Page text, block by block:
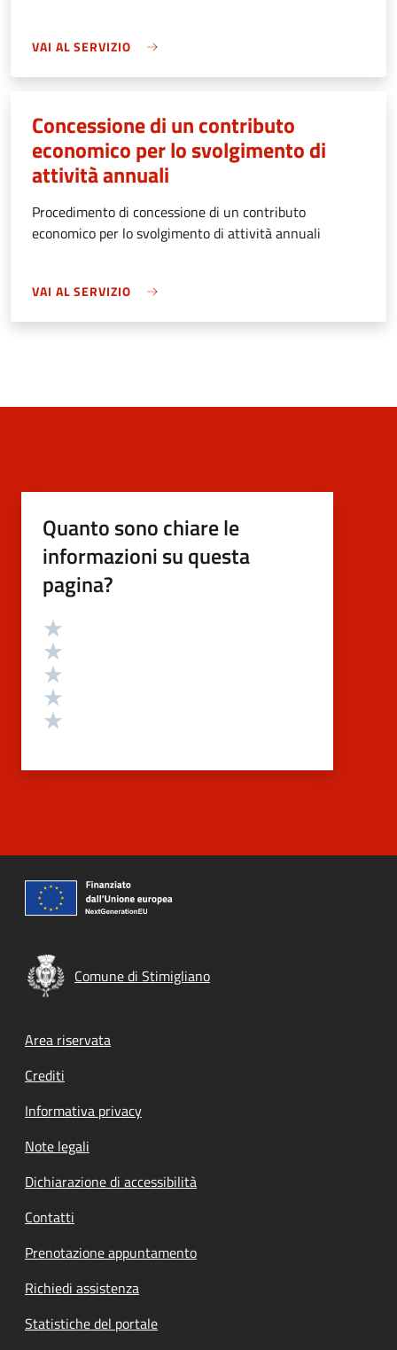
VAI AL SERVIZIO
Concessione di un contributo
economico per lo svolgimento di
attività annuali
Procedimento di concessione di un contributo
economico per lo svolgimento di attività annuali
VAI AL SERVIZIO
Quanto sono chiare le
informazioni su questa
pagina?
Valutazione
Comune di Stimigliano
Footer menu
Area riservata
Crediti
Informativa privacy
Note legali
Dichiarazione di accessibilità
Contatti
Prenotazione appuntamento
Richiedi assistenza
Statistiche del portale